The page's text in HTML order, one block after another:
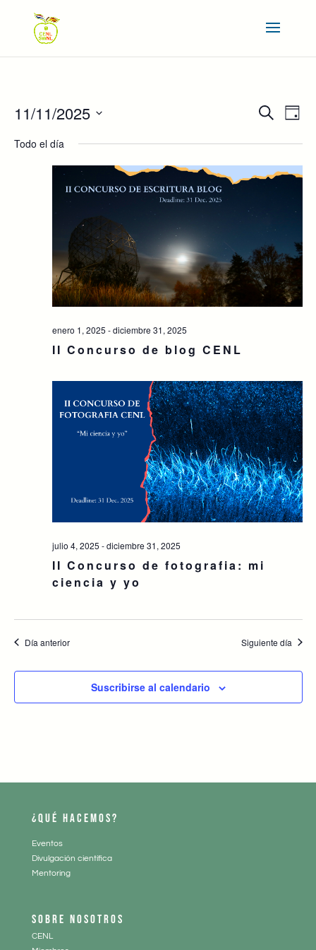
DE
Y
VISTAS
EVENTOS
Buscar
DE
Día
11/11/2025
Todo el día
enero 1, 2025 -diciembre 31, 2025
II Concurso de blog CENL
julio 4, 2025 -diciembre 31, 2025
II Concurso de fotografia: mi
ciencia y yo
Día anterior Siguiente día
Suscribirse al calendario
¿QUÉ HACEMOS?
Eventos
Divulgación científica
Mentoring
SOBRE NOSOTROS
CENL